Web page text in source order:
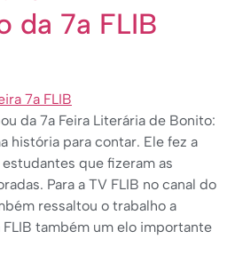
da 7a FLIB
da 7a Feira Literária de Bonito:
história para contar. Ele fez a
que fizeram as
Para a TV FLIB no canal do
ressaltou o trabalho a
também um elo importante